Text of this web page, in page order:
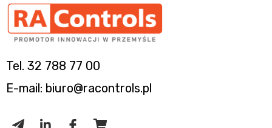
Tel. 32 788 77 00
E-mail: biuro@racontrols.pl